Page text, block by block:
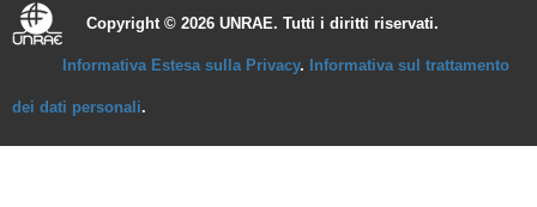
Copyright © 2026 UNRAE. Tutti i diritti riservati.
Informativa Estesa sulla Privacy. Informativa sul trattamento
dei dati personali.